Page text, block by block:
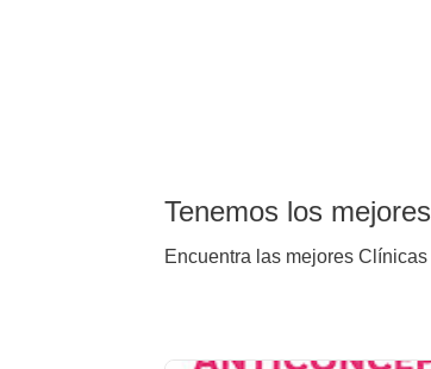
Tenemos los
Encuentra las mejores